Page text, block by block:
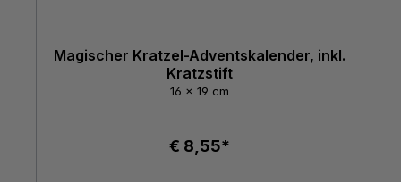
Magischer Kratzel-Adventskalender, inkl.
Kratzstift
16 x 19 cm
€ 8,55*